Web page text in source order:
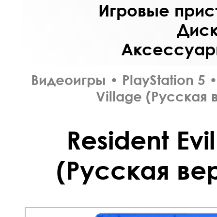
Игровые
Видеоигры • PlayStation 5 •
Village (Русская
Resident
(Русская